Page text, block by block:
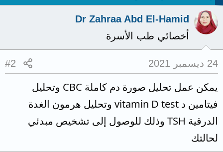
Dr Zahraa Abd El-Hamid
أخصائي طب الأسرة
24 ديسمبر 2021 #2
يمكن عمل تحليل صورة دم كاملة CBC وتحليل
فيتامين د vitamin D test وتحليل هرمون الغدة
الدرقية TSH وذلك للوصول إلى تشخيص مبدئي
لحالتك